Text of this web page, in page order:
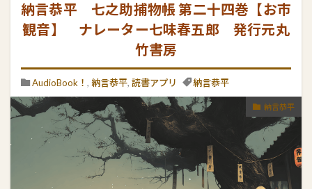
納言恭平 七之助捕物帳 第二十四巻【お市
観音】 ナレーター七味春五郎 発行元丸
竹書房
AudioBook！ , 納言恭平, 読書アプリ 納言恭平
納言恭平